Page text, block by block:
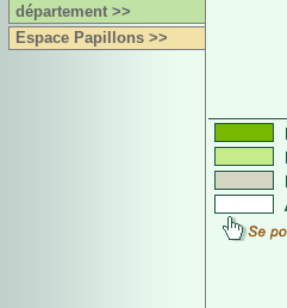
département >>
Espace Papillons >>